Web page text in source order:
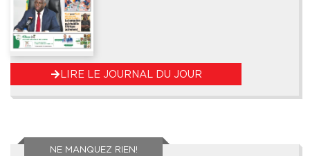
LIRE LE JOURNAL DU JOUR
NE MANQUEZ RIEN!